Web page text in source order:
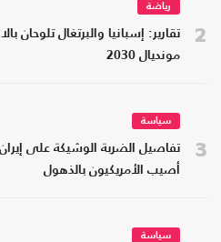
2
رياضة
تقارير: إسبانيا والبرتغال تلوحان
مونديال 2030
3
سياسة
تفاصيل الضربة الوشيكة على
أصيب الأمريكيون بالذهول
سياسة